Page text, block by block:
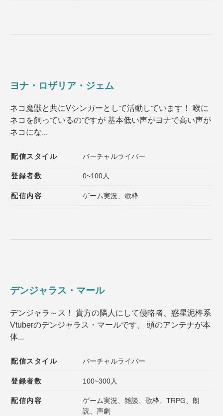
ヨナ・ロザリア・ジェム
ネコ魔獣と共にVシンガーとして活動しています！ 喉に
ネコを飼っているのですが 基本低い声がヨナで高い声が
ネコにな...
配信スタイル バーチャルライバー
登録者数 0~100人
配信内容 ゲーム実況、歌枠
デンジャラス・マール
デンジャラ～ス！ 貴方の隣人にして侵略者、惑星泥棒系
Vtuberのデンジャラス・マールです。 頭のアンテナが本
体...
配信スタイル バーチャルライバー
登録者数 100~300人
配信内容
ゲーム実況、雑談、歌枠、TRPG、朗
読、声劇